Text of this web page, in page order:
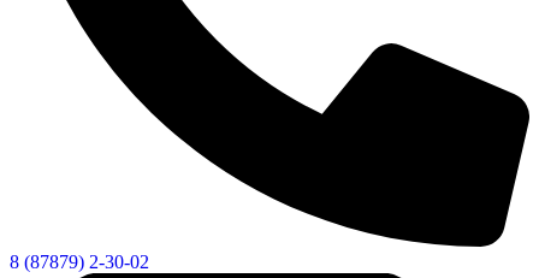
8 (87879) 2-30-02